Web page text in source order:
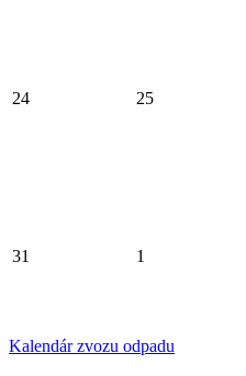
24 25
31 1
Kalendár zvozu odpadu